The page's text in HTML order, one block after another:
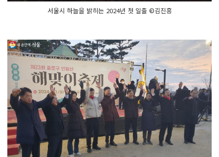
서울시 하늘을 밝히는 2024년 첫 일출 ©김진흥